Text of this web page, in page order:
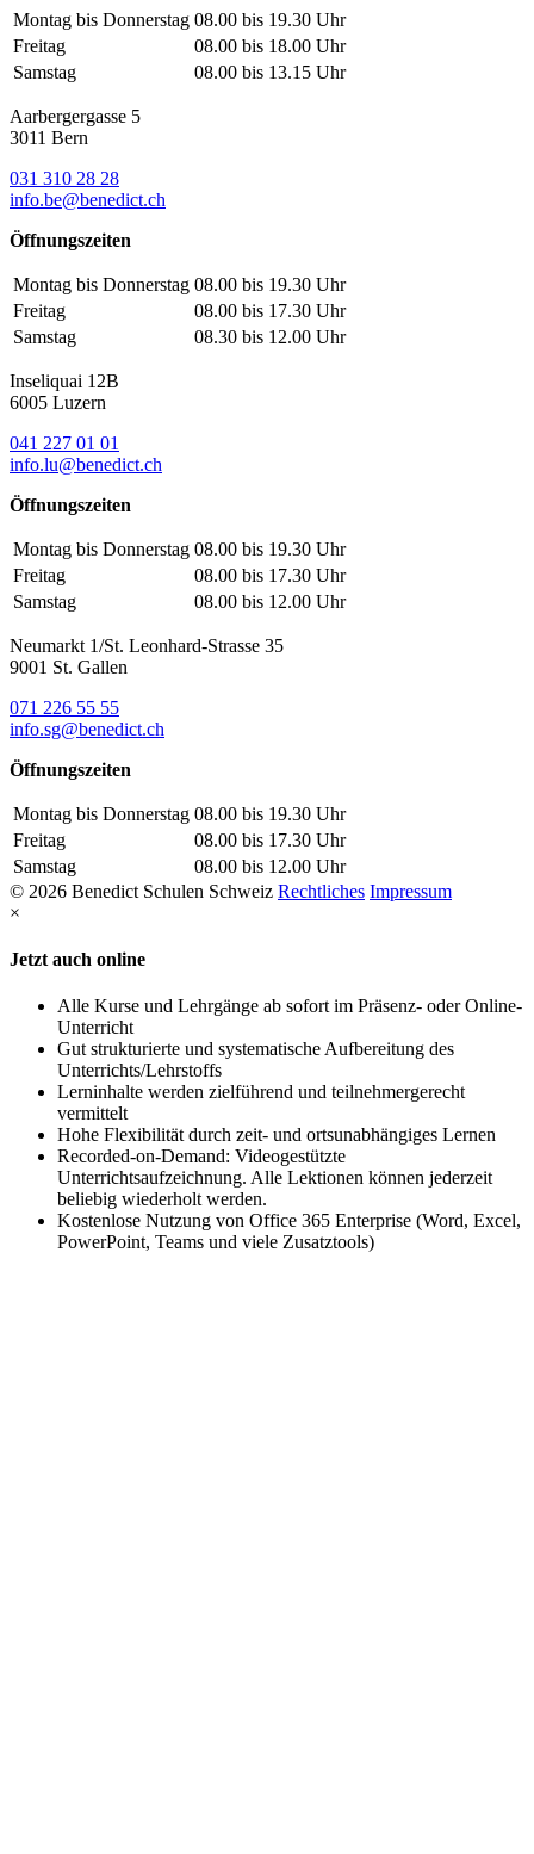
Montag bis Donnerstag 08.00 bis 19.30 Uhr
Freitag
08.00 bis 18.00 Uhr
Samstag
08.00 bis 13.15 Uhr
Aarbergergasse 5
3011 Bern
031 310 28 28
info.be@benedict.ch
Öffnungszeiten
Montag bis Donnerstag 08.00 bis 19.30 Uhr
Freitag
08.00 bis 17.30 Uhr
Samstag
08.30 bis 12.00 Uhr
Inseliquai 12B
6005 Luzern
041 227 01 01
info.lu@benedict.ch
Öffnungszeiten
Montag bis Donnerstag 08.00 bis 19.30 Uhr
Freitag
08.00 bis 17.30 Uhr
Samstag
08.00 bis 12.00 Uhr
Neumarkt 1/St. Leonhard-Strasse 35
9001 St. Gallen
071 226 55 55
info.sg@benedict.ch
Öffnungszeiten
Montag bis Donnerstag 08.00 bis 19.30 Uhr
Freitag
08.00 bis 17.30 Uhr
Samstag
08.00 bis 12.00 Uhr
© 2026 Benedict Schulen Schweiz Rechtliches Impressum
×
Jetzt auch online
Alle Kurse und Lehrgänge ab sofort im Präsenz- oder Online-
Unterricht
Gut strukturierte und systematische Aufbereitung des
Unterrichts/Lehrstoffs
Lerninhalte werden zielführend und teilnehmergerecht
vermittelt
Hohe Flexibilität durch zeit- und ortsunabhängiges Lernen
Recorded-on-Demand: Videogestützte
Unterrichtsaufzeichnung. Alle Lektionen können jederzeit
beliebig wiederholt werden.
Kostenlose Nutzung von Office 365 Enterprise (Word, Excel,
PowerPoint, Teams und viele Zusatztools)